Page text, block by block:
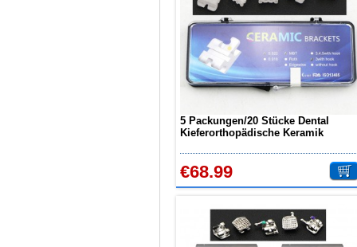
5 Packungen/20 Stücke Dental
Kieferorthopädische Keramik
€68.99